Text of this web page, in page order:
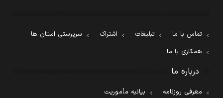
تماس با ما تبلیغات اشتراک
سرپرستی استان ها
همکاری با ما
درباره ما
معرفی روزنامه
بیانیه مأموریت